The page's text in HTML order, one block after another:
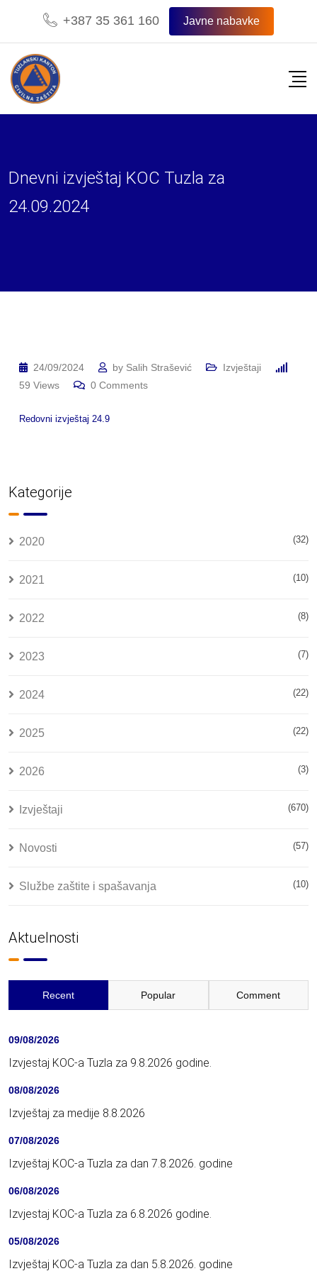
content
+387 35 361 160 Javne nabavke
Dnevni izvještaj KOC Tuzla za
24.09.2024
24/09/2024 by Salih Strašević
Izvještaji
59 Views 0 Comments
Redovni izvještaj 24.9
Kategorije
2020 (32)
2021 (10)
2022 (8)
2023 (7)
2024 (22)
2025 (22)
2026 (3)
Izvještaji (670)
Novosti (57)
Službe zaštite i spašavanja (10)
Aktuelnosti
Recent Popular Comment
09/08/2026
Izvjestaj KOC-a Tuzla za 9.8.2026 godine.
08/08/2026
Izvještaj za medije 8.8.2026
07/08/2026
Izvještaj KOC-a Tuzla za dan 7.8.2026. godine
06/08/2026
Izvjestaj KOC-a Tuzla za 6.8.2026 godine.
05/08/2026
Izvještaj KOC-a Tuzla za dan 5.8.2026. godine